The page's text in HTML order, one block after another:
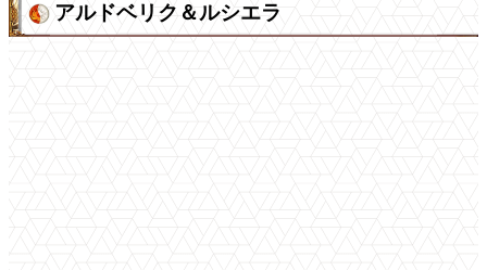
アルドベリク＆ルシエラ